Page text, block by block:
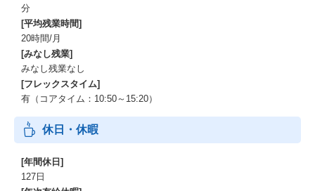
分
[平均残業時間]
20時間/月
[みなし残業]
みなし残業なし
[フレックスタイム]
有（コアタイム：10:50～15:20）
休日・休暇
[年間休日]
127日